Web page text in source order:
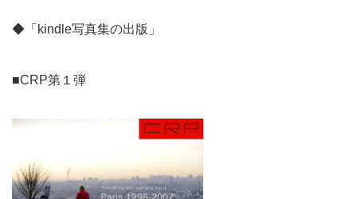
◆「kindle写真集の出版」
■CRP第１弾